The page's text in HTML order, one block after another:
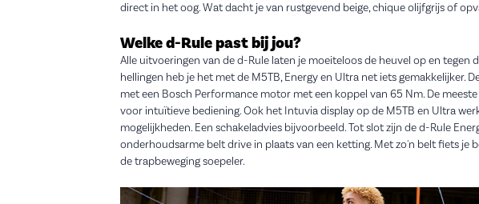
direct in het oog. Wat dacht je van rustgevend beige, chique olijfgrijs of
Welke d-Rule past bij jou?
Alle uitvoeringen van de d-Rule laten je moeiteloos de heuvel op en tegen
hellingen heb je het met de M5TB, Energy en Ultra net iets gemakkelijker.
met een Bosch Performance motor met een koppel van 65 Nm. De
voor intuïtieve bediening. Ook het Intuvia display op de M5TB en Ultra
mogelijkheden. Een schakeladvies bijvoorbeeld. Tot slot zijn de d-Rule
onderhoudsarme belt drive in plaats van een ketting. Met zo'n belt fiets je
de trapbeweging soepeler.